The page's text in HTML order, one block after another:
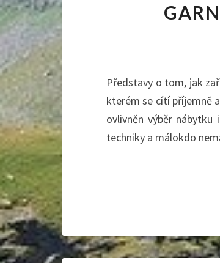
Představy o tom, jak
kterém se cítí příjemně
ovlivněn výběr
techniky a málokdo